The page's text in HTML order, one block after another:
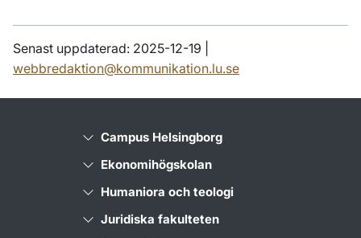
Senast uppdaterad: 2025-12-19 |
webbredaktion@kommunikation.lu.se
Campus Helsingborg
Ekonomihögskolan
Humaniora och teologi
Juridiska fakulteten